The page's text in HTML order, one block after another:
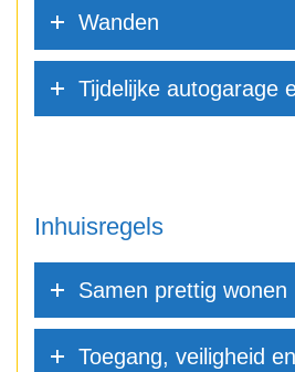
Wanden
Tijdelijke autogarage
Inhuisregels
Samen prettig wonen
Toegang, veiligheid